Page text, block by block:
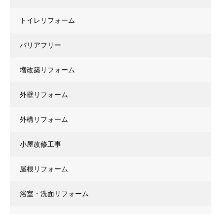
トイレリフォーム
バリアフリー
増改築リフォーム
外壁リフォーム
外構リフォーム
小屋改修工事
屋根リフォーム
浴室・洗面リフォーム